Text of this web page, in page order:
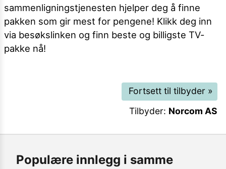
sammenligningstjenesten hjelper deg å finne
pakken som gir mest for pengene! Klikk deg inn
via besøkslinken og finn beste og billigste TV-
pakke nå!
Fortsett til tilbyder »
Tilbyder: Norcom AS
Populære innlegg i samme